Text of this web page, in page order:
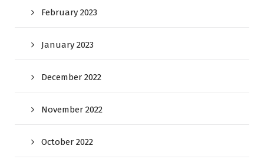
February 2023
January 2023
December 2022
November 2022
October 2022